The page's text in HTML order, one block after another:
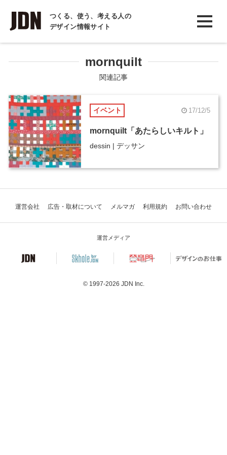
つくる、使う、考える人の
デザイン情報サイト
INTERVIEW
インタビュー
COLUMN
コラム
mornquilt
関連記事
イベント 17/12/5
mornquilt「あたらしいキルト」
dessin | デッサン
運営会社 広告・取材について メルマガ 利用規約 お問い合わせ
運営メディア
© 1997-2026 JDN Inc.